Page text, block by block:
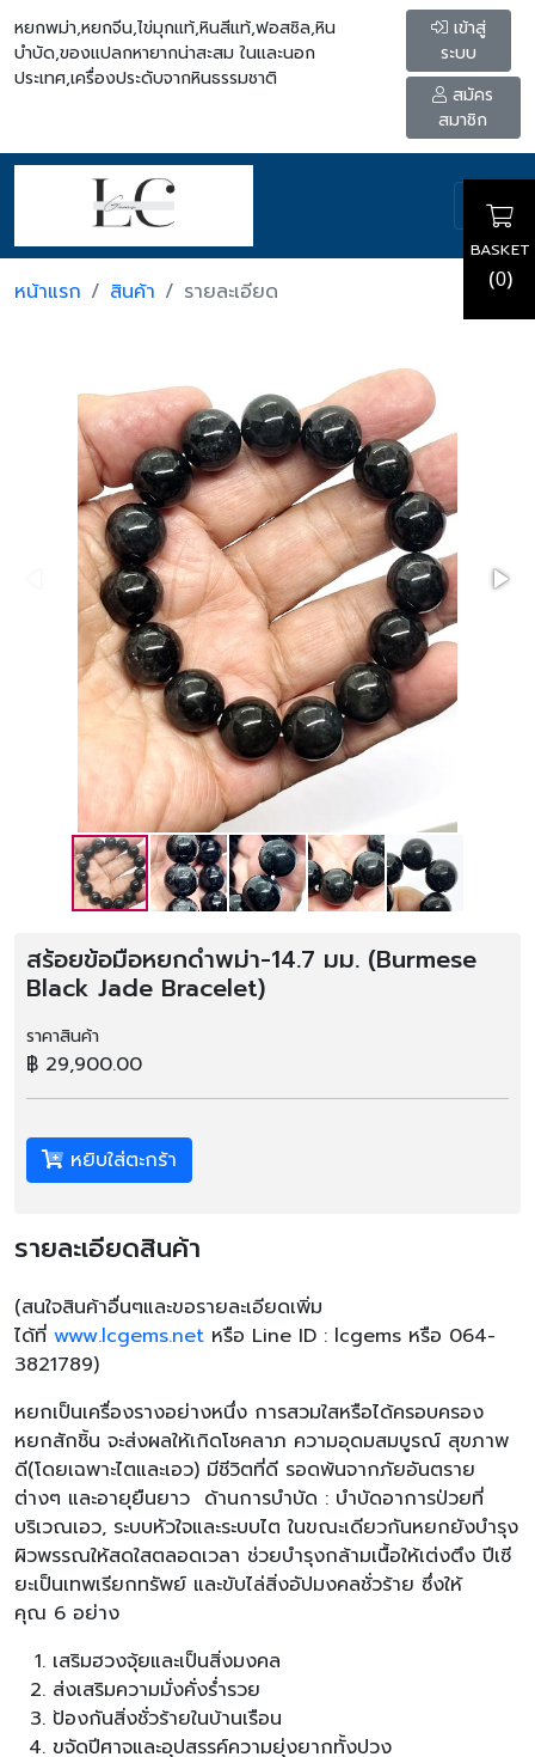
หยกพม่า,หยกจีน,ไข่มุกแท้,หินสีแท้,ฟอสซิล,หิน
บำบัด,ของแปลกหายากน่าสะสม ในและนอก
ประเทศ,เครื่องประดับจากหินธรรมชาติ
เข้าสู่
ระบบ
สมัคร
สมาชิก
BASKET
(0)
หน้าแรก สินค้า รายละเอียด
สร้อยข้อมือหยกดำพม่า-14.7 มม. (Burmese
Black Jade Bracelet)
ราคาสินค้า
฿ 29,900.00
หยิบใส่ตะกร้า
รายละเอียดสินค้า
(สนใจสินค้าอื่นๆและขอรายละเอียดเพิ่ม
ได้ที่ www.lcgems.net หรือ Line ID : lcgems หรือ 064-
3821789)
หยกเป็นเครื่องรางอย่างหนึ่ง การสวมใสหรือได้ครอบครอง
หยกสักชิ้น จะส่งผลให้เกิดโชคลาภ ความอุดมสมบูรณ์ สุขภาพ
ดี(โดยเฉพาะไตและเอว) มีชีวิตที่ดี รอดพ้นจากภัยอันตราย
ต่างๆ และอายุยืนยาว ด้านการบำบัด : บำบัดอาการป่วยที่
บริเวณเอว, ระบบหัวใจและระบบไต ในขณะเดียวกันหยกยังบำรุง
ผิวพรรณให้สดใสตลอดเวลา ช่วยบำรุงกล้ามเนื้อให้เต่งตึง ปีเซี
ยะเป็นเทพเรียกทรัพย์ และขับไล่สิ่งอัปมงคลชั่วร้าย ซึ่งให้
คุณ 6 อย่าง
เสริมฮวงจุ้ยและเป็นสิ่งมงคล
ส่งเสริมความมั่งคั่งร่ำรวย
ป้องกันสิ่งชั่วร้ายในบ้านเรือน
ขจัดปีศาจและอุปสรรค์ความยุ่งยากทั้งปวง